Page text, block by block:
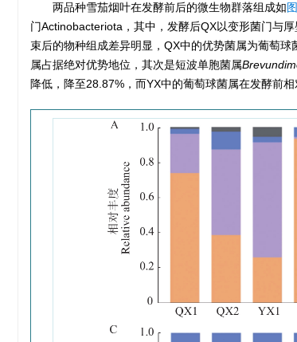
两品种雪茄烟叶在发酵前后的微生物群落组成如
门Actinobacteriota，其中，发酵后QX以变形菌门与
束后的物种组成差异明显，QX中的优势菌属为葡萄球
属占据绝对优势地位，其次是短波单胞菌属
降低，降至28.87%，而YX中的葡萄球菌属在发酵前